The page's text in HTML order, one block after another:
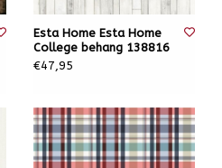
Esta Home Esta Home
College behang 138816
€47,95